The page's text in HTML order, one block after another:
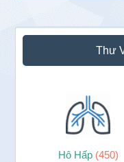
Thư
Hô Hấp (450)